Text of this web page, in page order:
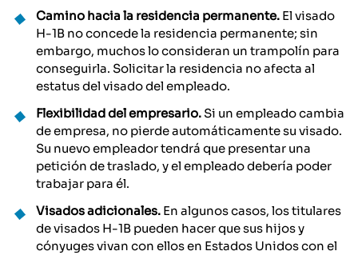
Camino hacia la residencia permanente. El visado
H-1B no concede la residencia permanente; sin
embargo, muchos lo consideran un trampolín para
conseguirla. Solicitar la residencia no afecta al
estatus del visado del empleado.
Flexibilidad del empresario. Si un empleado cambia
de empresa, no pierde automáticamente su visado.
Su nuevo empleador tendrá que presentar una
petición de traslado, y el empleado debería poder
trabajar para él.
Visados adicionales. En algunos casos, los titulares
de visados H-1B pueden hacer que sus hijos y
cónyuges vivan con ellos en Estados Unidos con el